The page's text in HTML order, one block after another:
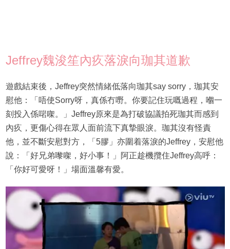
Jeffrey魏浚笙內疚落淚向珈其道歉
遊戲結束後，Jeffrey突然情緒低落向珈其say sorry，珈其安
慰他：「唔使Sorry呀，真係冇嘢。你要記住玩嘅過程，嗰一
刻投入係啱㗎。」Jeffrey原來是為打破協議拍死珈其而感到
內疚，更傷心得在眾人面前流下真摯眼淚。珈其沒有怪責
他，並不斷安慰對方，「5膠」亦圍着落淚的Jeffrey，安慰他
說：「好兄弟嚟㗎，好小事！」阿正趁機攬住Jeffrey高呼：
「你好可愛呀！」場面溫馨有愛。